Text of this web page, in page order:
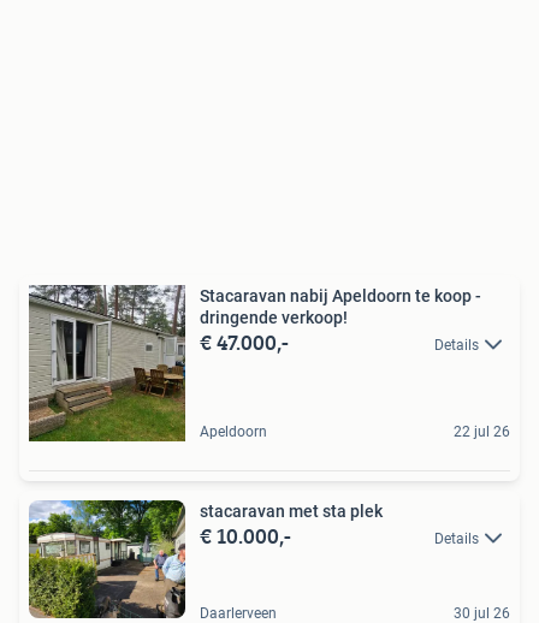
Stacaravan nabij Apeldoorn te koop -
dringende verkoop!
€ 47.000,- Details
Apeldoorn 22 jul 26
stacaravan met sta plek
€ 10.000,- Details
Daarlerveen 30 jul 26